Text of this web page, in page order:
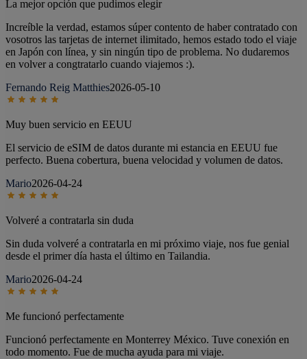
La mejor opción que pudimos elegir
Increíble la verdad, estamos súper contento de haber contratado con
vosotros las tarjetas de internet ilimitado, hemos estado todo el viaje
en Japón con línea, y sin ningún tipo de problema. No dudaremos
en volver a congtratarlo cuando viajemos :).
Fernando Reig Matthies2026-05-10
Muy buen servicio en EEUU
El servicio de eSIM de datos durante mi estancia en EEUU fue
perfecto. Buena cobertura, buena velocidad y volumen de datos.
Mario2026-04-24
Volveré a contratarla sin duda
Sin duda volveré a contratarla en mi próximo viaje, nos fue genial
desde el primer día hasta el último en Tailandia.
Mario2026-04-24
Me funcionó perfectamente
Funcionó perfectamente en Monterrey México. Tuve conexión en
todo momento. Fue de mucha ayuda para mi viaje.